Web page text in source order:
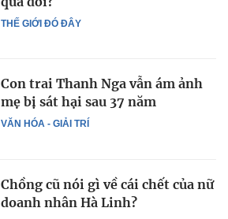
THẾ GIỚI ĐÓ ĐÂY
VĂN HÓA - GIẢI TRÍ
Con trai Thanh Nga vẫn ám ảnh
mẹ bị sát hại sau 37 năm
Chồng cũ nói gì về cái chết của nữ
doanh nhân Hà Linh?